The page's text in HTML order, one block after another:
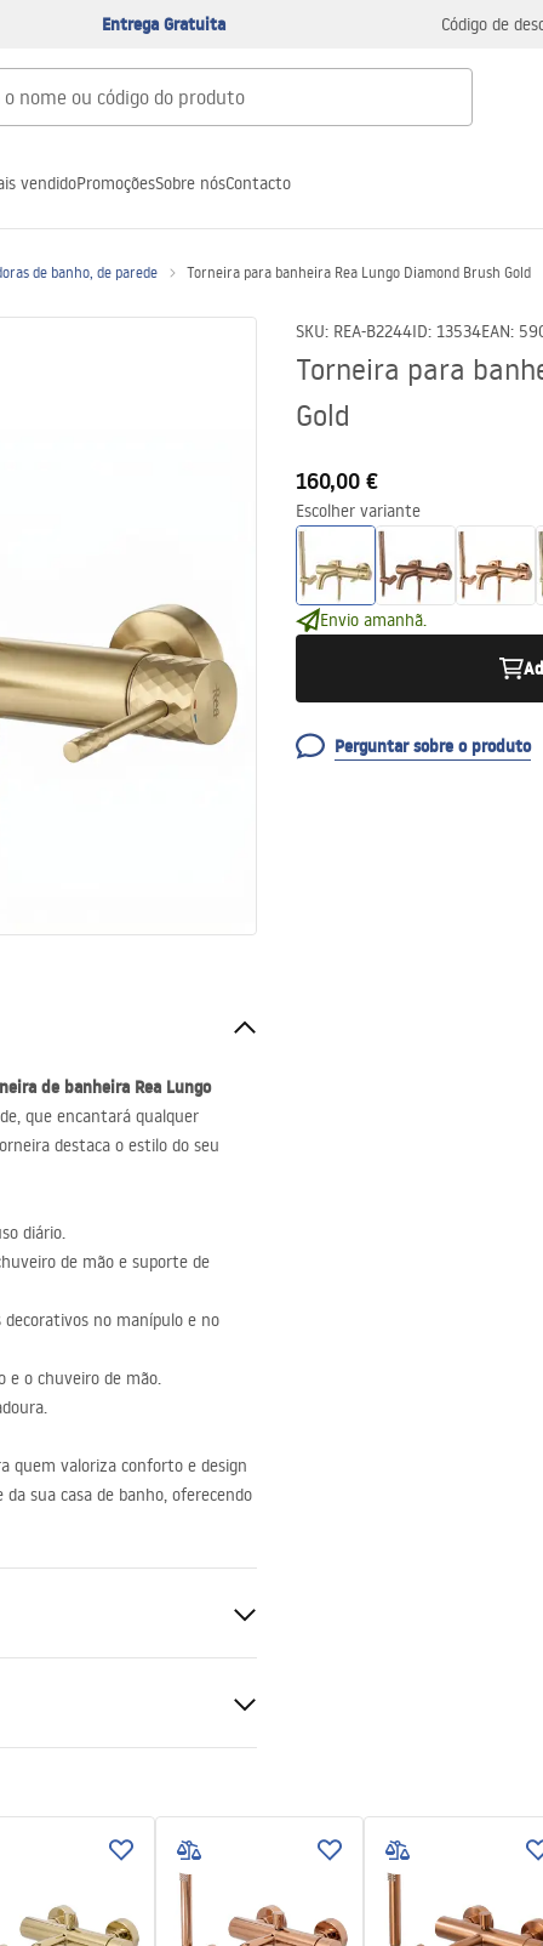
Entrega Gratuita Código de
vendidoPromoçõesSobre nósContacto
de banho, de parede Torneira para banheira Rea Lungo Diamond Brush Gold
SKU: REA-B2244ID: 13534EAN:
Torneira para
Gold
160,00 €
Escolher variante
Envio amanhã.
Perguntar sobre o produto
de banheira Rea Lungo
que encantará qualquer
destaca o estilo do seu
diário.
de mão e suporte de
no manípulo e no
o chuveiro de mão.
quem valoriza conforto e design
sua casa de banho, oferecendo
_5.pdf